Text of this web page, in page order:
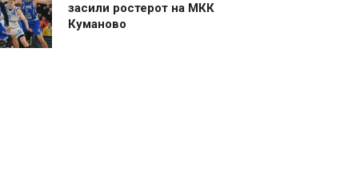
засили ростерот на МКК
Куманово